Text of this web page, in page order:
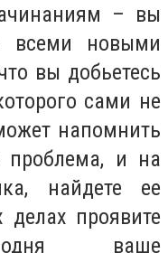
– вы
всеми новыми
вы добьетесь
сами не
напомнить
проблема, и на
найдете ее
проявите
ваше